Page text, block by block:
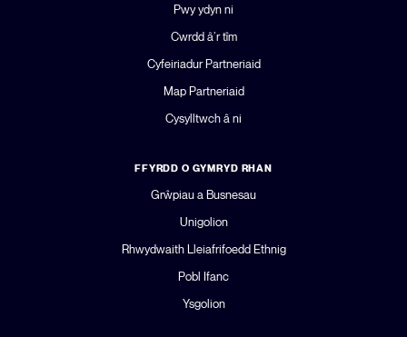
Pwy ydyn ni
Cwrdd â’r tîm
Cyfeiriadur Partneriaid
Map Partneriaid
Cysylltwch â ni
FFYRDD O GYMRYD RHAN
Grŵpiau a Busnesau
Unigolion
Rhwydwaith Lleiafrifoedd Ethnig
Pobl Ifanc
Ysgolion